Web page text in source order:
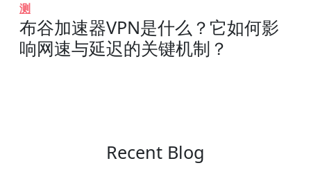
测
布谷加速器VPN是什么？它如何影
响网速与延迟的关键机制？
Recent Blog